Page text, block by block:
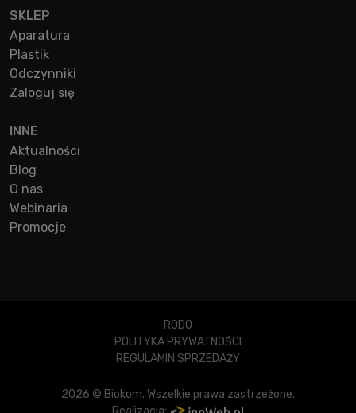
SKLEP
Aparatura
Plastik
Odczynniki
Zaloguj się
INNE
Aktualności
Blog
O nas
Webinaria
Promocje
RODO
POLITYKA PRYWATNOŚCI
REGULAMIN SPRZEDAŻY
2026 © Biokom. Wszelkie prawa zastrzeżone.